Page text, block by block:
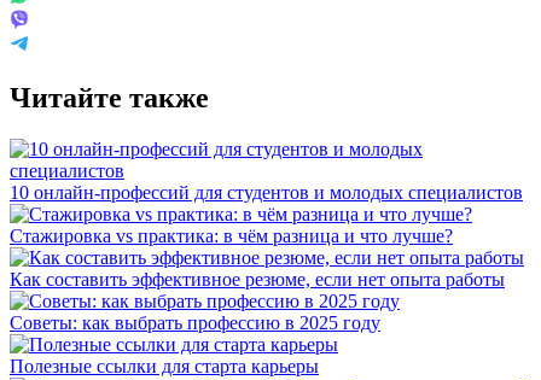
Читайте также
10 онлайн-профессий для студентов и молодых специалистов
Стажировка vs практика: в чём разница и что лучше?
Как составить эффективное резюме, если нет опыта работы
Советы: как выбрать профессию в 2025 году
Полезные ссылки для старта карьеры